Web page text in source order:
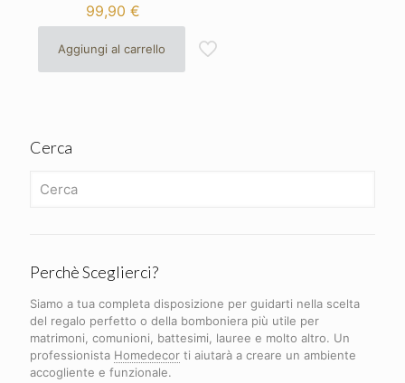
99,90 €
Aggiungi al carrello
Cerca
Perchè Sceglierci?
Siamo a tua completa disposizione per guidarti nella scelta
del regalo perfetto o della bomboniera più utile per
matrimoni, comunioni, battesimi, lauree e molto altro. Un
professionista Homedecor ti aiutarà a creare un ambiente
accogliente e funzionale.